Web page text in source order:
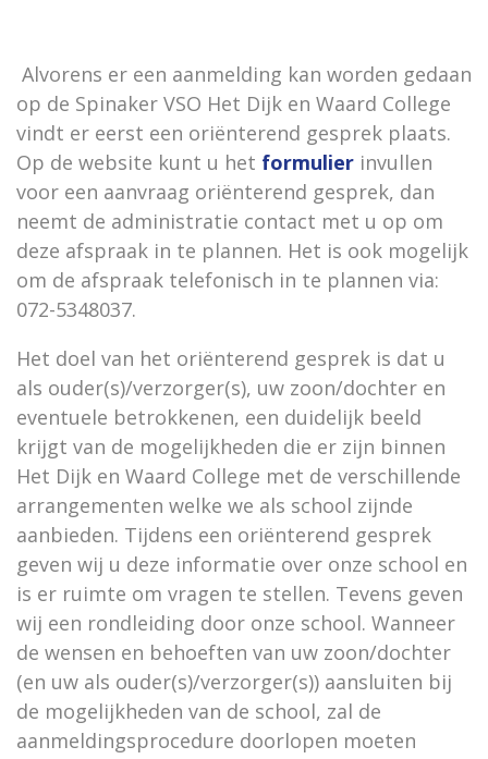
Alvorens er een aanmelding kan worden gedaan
op de Spinaker VSO Het Dijk en Waard College
vindt er eerst een oriënterend gesprek plaats.
Op de website kunt u het formulier invullen
voor een aanvraag oriënterend gesprek, dan
neemt de administratie contact met u op om
deze afspraak in te plannen. Het is ook mogelijk
om de afspraak telefonisch in te plannen via:
072-5348037.
Het doel van het oriënterend gesprek is dat u
als ouder(s)/verzorger(s), uw zoon/dochter en
eventuele betrokkenen, een duidelijk beeld
krijgt van de mogelijkheden die er zijn binnen
Het Dijk en Waard College met de verschillende
arrangementen welke we als school zijnde
aanbieden. Tijdens een oriënterend gesprek
geven wij u deze informatie over onze school en
is er ruimte om vragen te stellen. Tevens geven
wij een rondleiding door onze school. Wanneer
de wensen en behoeften van uw zoon/dochter
(en uw als ouder(s)/verzorger(s)) aansluiten bij
de mogelijkheden van de school, zal de
aanmeldingsprocedure doorlopen moeten